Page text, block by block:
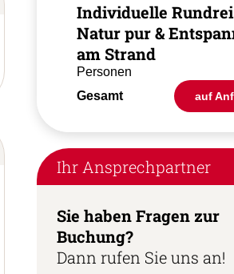
Individuelle
Natur pur &
am Strand
Personen
Gesamt
auf
Ihr Ansprechpartner
Sie haben Fragen zur
Buchung?
Dann rufen Sie uns an!